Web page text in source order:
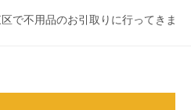
で不用品のお引取りに行ってきま